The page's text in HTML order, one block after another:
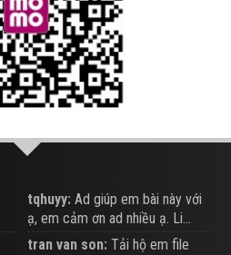
tqhuyy: Ad giúp em bài này với
ạ, em cảm ơn ad nhiều ạ. Li...
tran van son: Tải hộ em file